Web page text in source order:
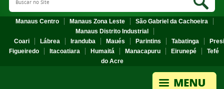
Manaus Centro Manaus Zona Leste
São Gabriel da Cachoeira
Manaus Distrito Industrial
Coari
Lábrea Iranduba Maués Parintins Tabatinga
Figueiredo
Itacoatiara Humaitá Manacapuru Eirunepé
Tefé
do Acre